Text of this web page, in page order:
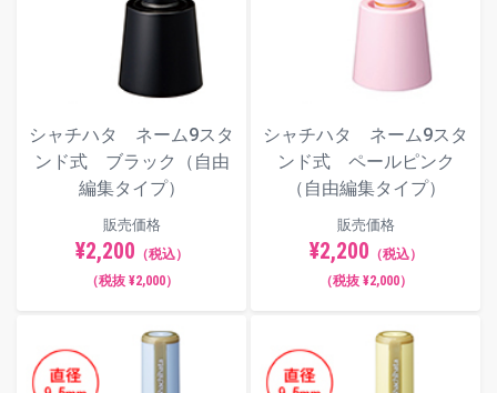
シャチハタ ネーム9スタ
ンド式 ブラック（自由
編集タイプ）
販売価格
¥2,200 （税込）
（税抜 ¥2,000）
シャチハタ ネーム9スタ
ンド式 ペールピンク
（自由編集タイプ）
販売価格
¥2,200 （税込）
（税抜 ¥2,000）